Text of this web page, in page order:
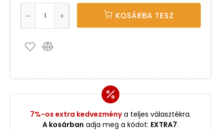
KOSÁRBA TESZ
7%-os extra kedvezménya teljes választékra.
A kosárban adja meg a kódot: EXTRA7.